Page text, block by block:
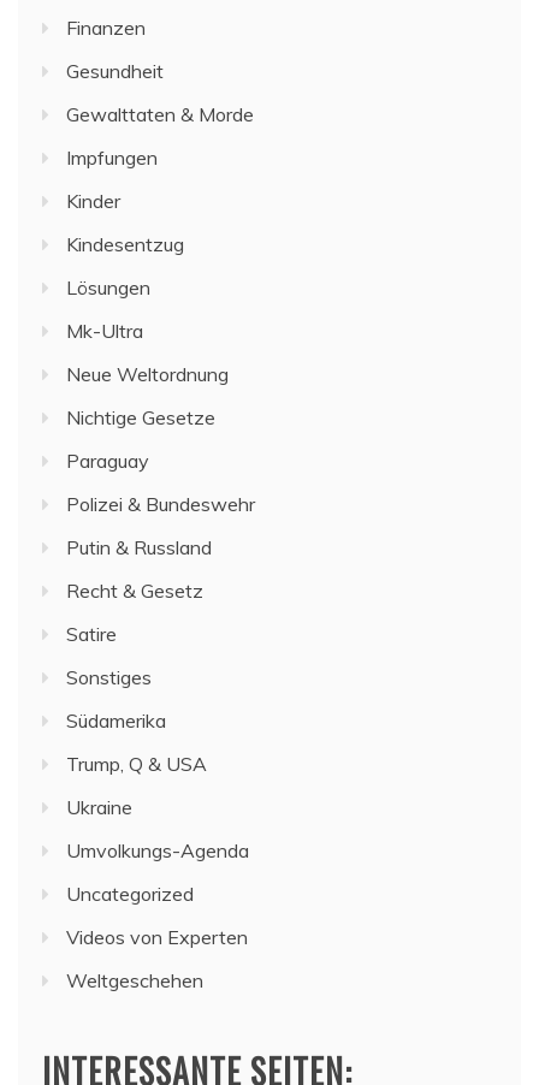
Finanzen
Gesundheit
Gewalttaten & Morde
Impfungen
Kinder
Kindesentzug
Lösungen
Mk-Ultra
Neue Weltordnung
Nichtige Gesetze
Paraguay
Polizei & Bundeswehr
Putin & Russland
Recht & Gesetz
Satire
Sonstiges
Südamerika
Trump, Q & USA
Ukraine
Umvolkungs-Agenda
Uncategorized
Videos von Experten
Weltgeschehen
INTERESSANTE SEITEN: